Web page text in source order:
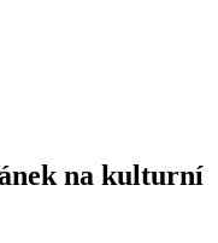
na kulturní